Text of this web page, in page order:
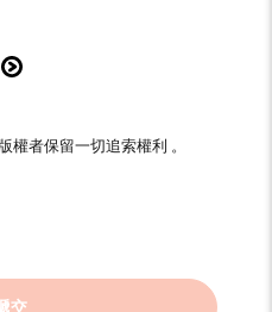
交
權者保留一切追索權利 。